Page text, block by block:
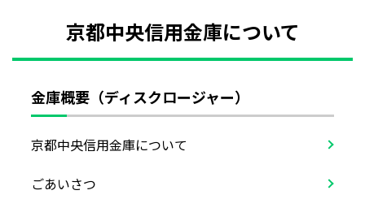
京都中央信用金庫について
金庫概要（ディスクロージャー）
京都中央信用金庫について
ごあいさつ